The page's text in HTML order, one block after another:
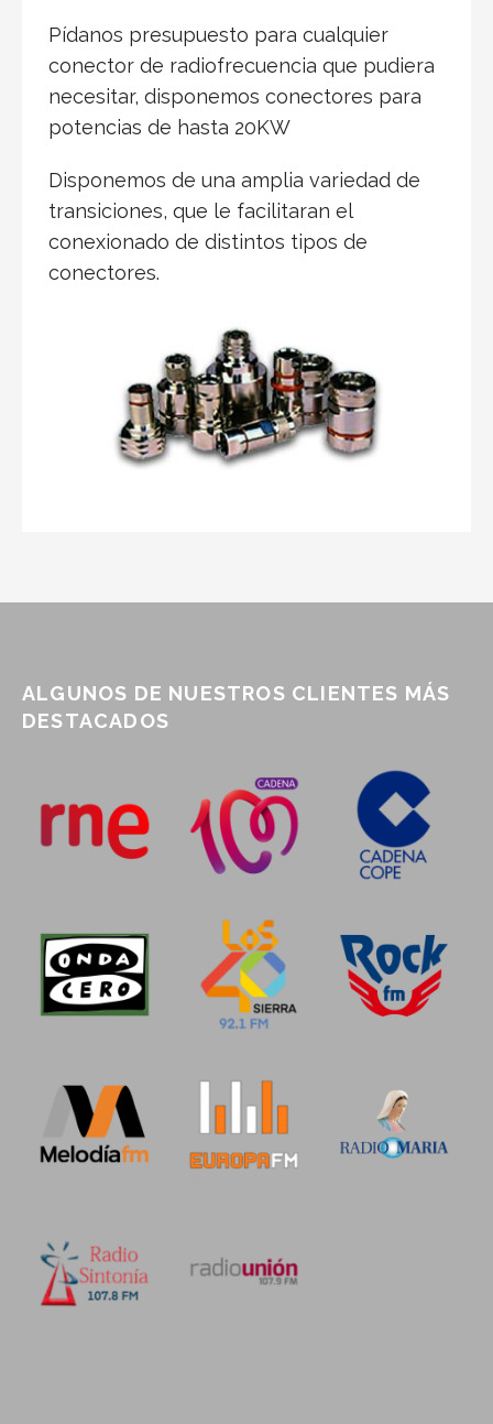
Pídanos presupuesto para cualquier
conector de radiofrecuencia que pudiera
necesitar, disponemos conectores para
potencias de hasta 20KW
Disponemos de una amplia variedad de
transiciones, que le facilitaran el
conexionado de distintos tipos de
conectores.
ALGUNOS DE NUESTROS CLIENTES MÁS
DESTACADOS